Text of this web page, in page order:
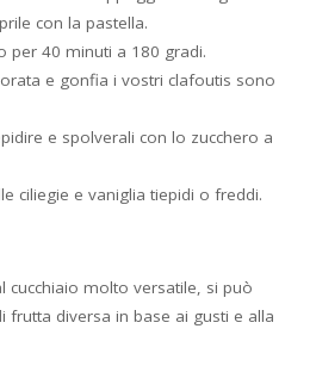
con la pastella.
per 40 minuti a 180 gradi.
e gonfia i vostri clafoutis sono
e spolverali con lo zucchero a
ciliegie e vaniglia tiepidi o freddi.
cucchiaio molto versatile, si può
frutta diversa in base ai gusti e alla